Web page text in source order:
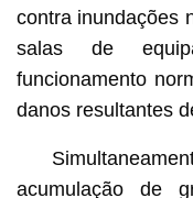
contra inundações
salas de
funcionamento
danos resultantes
acumulação de